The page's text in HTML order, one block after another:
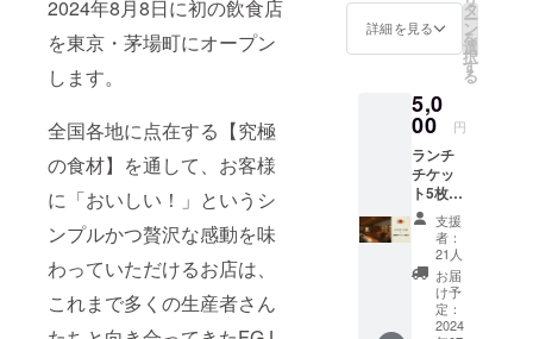
2024年8月8日に初の飲食店
を東京・茅場町にオープン
します。
全国各地に点在する【究極
の食材】を通して、お客様
に「おいしい！」というシ
ンプルかつ贅沢な感動を味
わっていただけるお店は、
これまで多くの生産者さん
には、生産
者、そして
そのつなぎ
役である飲
食店が face
to face でつ
ながり、お
互いに切磋
琢磨してい
く必要があ
ると考えて
りさせ
ていた
だきま
す。 皆
支援、
お気持
ちが今
後の活
動の励
みにな
りま
す。 他
のリ
ターン
品と併
せての
ご注文
詳細を見る
タ
ー
ン
を
選
択
す
る
5,0
00 円
ランチ
チケッ
ト5枚＋
上映会
チケッ
ト(２名
分) ラン
チ限定
お食事
券を５
支援
者：
21人
お届
け予
定：
2024